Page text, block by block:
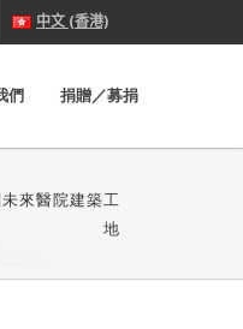
中文 (香港)
們 捐贈／募捐
來醫院建築工
地